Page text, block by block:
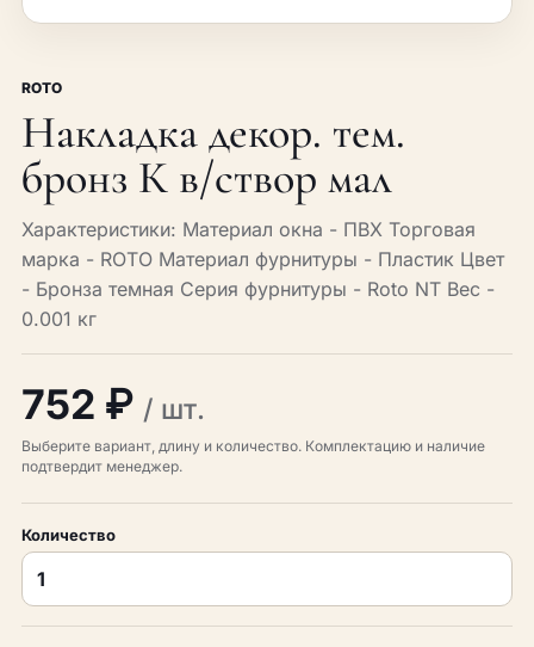
ROTO
Накладка декор. тем.
бронз К в/створ мал
Характеристики: Материал окна - ПВХ Торговая
марка - ROTO Материал фурнитуры - Пластик Цвет
- Бронза темная Серия фурнитуры - Roto NT Вес -
0.001 кг
752 ₽ / шт.
Выберите вариант, длину и количество. Комплектацию и наличие
подтвердит менеджер.
Количество